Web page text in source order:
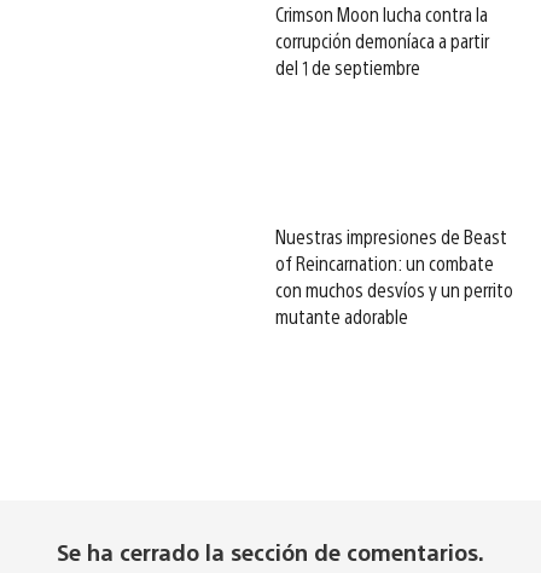
Crimson Moon lucha contra la
corrupción demoníaca a partir
del 1 de septiembre
Nuestras impresiones de Beast
of Reincarnation: un combate
con muchos desvíos y un perrito
mutante adorable
Se ha cerrado la sección de comentarios.